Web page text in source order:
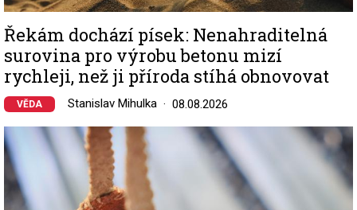
Řekám dochází písek: Nenahraditelná
surovina pro výrobu betonu mizí
rychleji, než ji příroda stíhá obnovovat
VĚDA Stanislav Mihulka 08.08.2026
Image